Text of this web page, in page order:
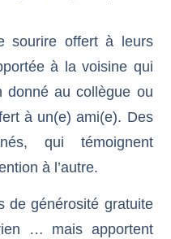
sourire offert à leurs
à la voisine qui
donné au collègue ou
à un(e) ami(e). Des
qui témoignent
à l’autre.
de générosité gratuite
… mais apportent